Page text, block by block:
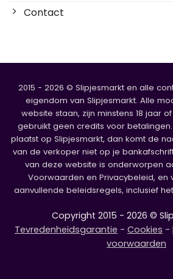
Contact
2015 - 2026 © Slipjesmarkt en alle
eigendom van Slipjesmarkt. Alle
website staan, zijn minstens 18 jaar
gebruikt geen credits voor
plaatst op Slipjesmarkt, dan komt de
van de verkoper niet op je
van deze website is onderworpen
Voorwaarden en Privacybeleid, en
aanvullende beleidsregels, inclusief
Copyright 2015 - 2026 ©
Tevredenheidsgarantie - Cookies -
voorwaarden